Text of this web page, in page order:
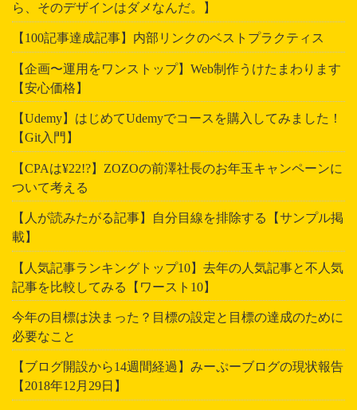
ら、そのデザインはダメなんだ。】
【100記事達成記事】内部リンクのベストプラクティス
【企画〜運用をワンストップ】Web制作うけたまわります
【安心価格】
【Udemy】はじめてUdemyでコースを購入してみました！
【Git入門】
【CPAは¥22!?】ZOZOの前澤社長のお年玉キャンペーンに
ついて考える
【人が読みたがる記事】自分目線を排除する【サンプル掲
載】
【人気記事ランキングトップ10】去年の人気記事と不人気
記事を比較してみる【ワースト10】
今年の目標は決まった？目標の設定と目標の達成のために
必要なこと
【ブログ開設から14週間経過】みーぷーブログの現状報告
【2018年12月29日】